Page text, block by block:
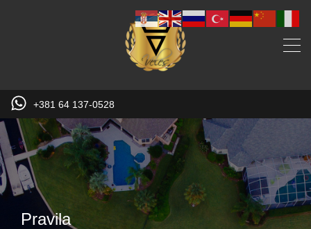
+381 64 137-0528
Pravila